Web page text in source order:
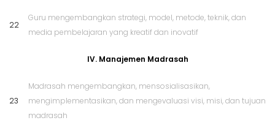
22
Guru mengembangkan strategi, model, metode, teknik, dan
media pembelajaran yang kreatif dan inovatif
IV. Manajemen Madrasah
23
Madrasah mengembangkan, mensosialisasikan,
mengimplementasikan, dan mengevaluasi visi, misi, dan tujuan
madrasah